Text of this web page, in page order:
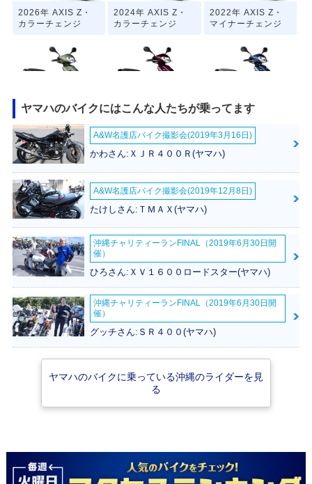
2026年 AXIS Z・
カラーチェンジ
2024年 AXIS Z・
カラーチェンジ
2022年 AXIS Z・
マイナーチェンジ
2021年 AXIS Z・
カラーチェンジ
2019年 AXIS Z・
カラーチェンジ
2017年 AXIS Z・
新登場
ヤマハのバイクにはこんな人たちが乗ってます
A&W名護店バイク撮影会(2019年3月16日)
かわさん:ＸＪＲ４００Ｒ(ヤマハ)
A&W名護店バイク撮影会(2019年12月8日)
たけしさん:ＴＭＡＸ(ヤマハ)
沖縄チャリティーランFINAL（2019年6月30日開
催）
ひろさん:ＸＶ１６００ロードスター(ヤマハ)
沖縄チャリティーランFINAL（2019年6月30日開
催）
グッチさん:ＳＲ４００(ヤマハ)
ヤマハのバイクに乗っている沖縄のライダーを見
る